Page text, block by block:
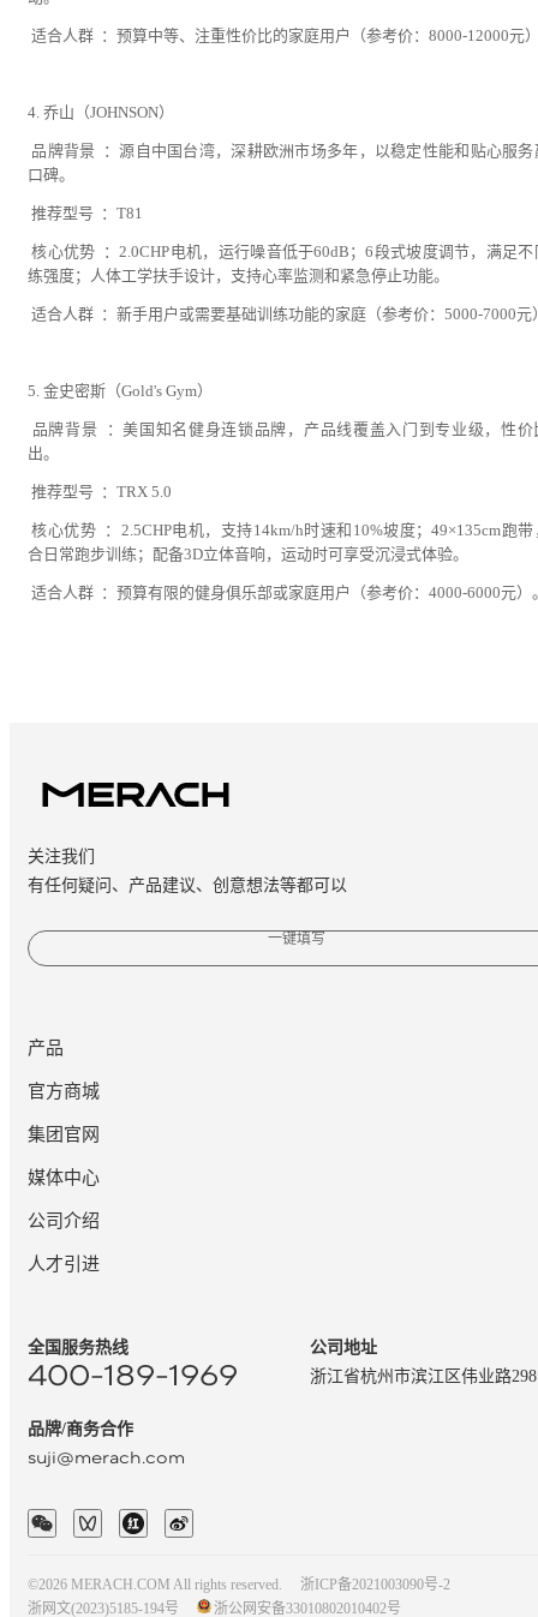
适合人群 ：预算中等、注重性价比的家庭用户（参考价：8000-12000元
4. 乔山（JOHNSON）
品牌背景 ：源自中国台湾，深耕欧洲市场多年，以稳定性能和贴心服务
口碑。
推荐型号 ：T81
核心优势 ：2.0CHP电机，运行噪音低于60dB；6段式坡度调节，满足不
练强度；人体工学扶手设计，支持心率监测和紧急停止功能。
适合人群 ：新手用户或需要基础训练功能的家庭（参考价：5000-7000元
5. 金史密斯（Gold's Gym）
品牌背景 ：美国知名健身连锁品牌，产品线覆盖入门到专业级，性价
出。
推荐型号 ：TRX 5.0
核心优势 ：2.5CHP电机，支持14km/h时速和10%坡度；49×135cm跑带
合日常跑步训练；配备3D立体音响，运动时可享受沉浸式体验。
适合人群 ：预算有限的健身俱乐部或家庭用户（参考价：4000-6000元）
关注我们
有任何疑问、产品建议、创意想法等都可以
一键填写
产品
官方商城
集团官网
媒体中心
公司介绍
人才引进
全国服务热线
400-189-1969
品牌/商务合作
suji@merach.com
公司地址
浙江省杭州市滨江区伟业路
©2026 MERACH.COM All rights reserved.
浙ICP备2021003090号-2
浙网文(2023)5185-194号
浙公网安备33010802010402号